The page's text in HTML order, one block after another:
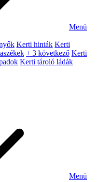
Menü
Kerti hinták Kerti
+ 3 következő Kerti
Kerti tároló ládák
Menü